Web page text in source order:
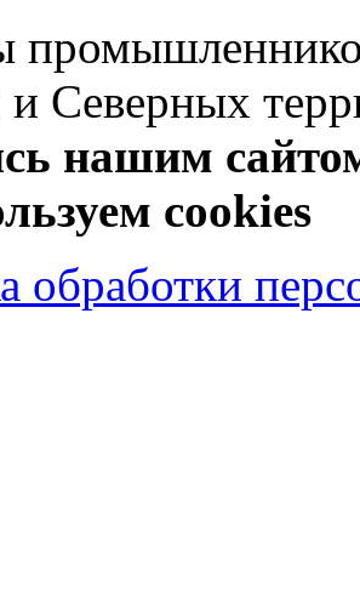
и Северных
нашим
cookies
обработки